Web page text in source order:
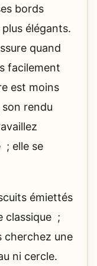
bords
élégants.
quand
facilement
est moins
rendu
; elle se
émiettés
classique ;
cherchez une
ni cercle.